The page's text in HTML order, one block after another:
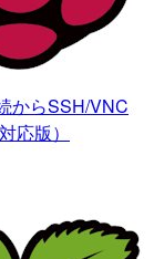
からSSH/VNC
応版）